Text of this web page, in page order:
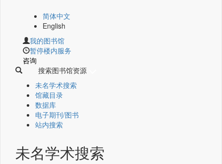
简体中文
English
我的图书馆
暂停楼内服务
咨询
搜索图书馆资源
未名学术搜索
馆藏目录
数据库
电子期刊/图书
站内搜索
未名学术搜索